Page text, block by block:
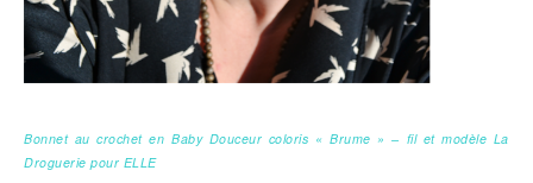
Bonnet au crochet en Baby Douceur coloris « Brume » – fil et modèle La
Droguerie pour ELLE